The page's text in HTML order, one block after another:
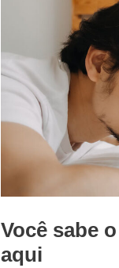
Você sabe
aqui